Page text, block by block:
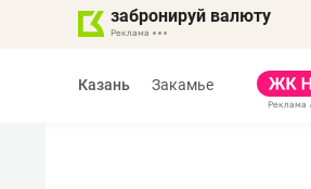
забронируй валюту
Казань Закамье